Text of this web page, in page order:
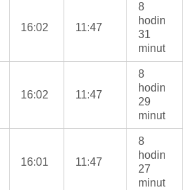
16:02 11:47
8
hodin
31
minut
16:02 11:47
8
hodin
29
minut
16:01 11:47
8
hodin
27
minut